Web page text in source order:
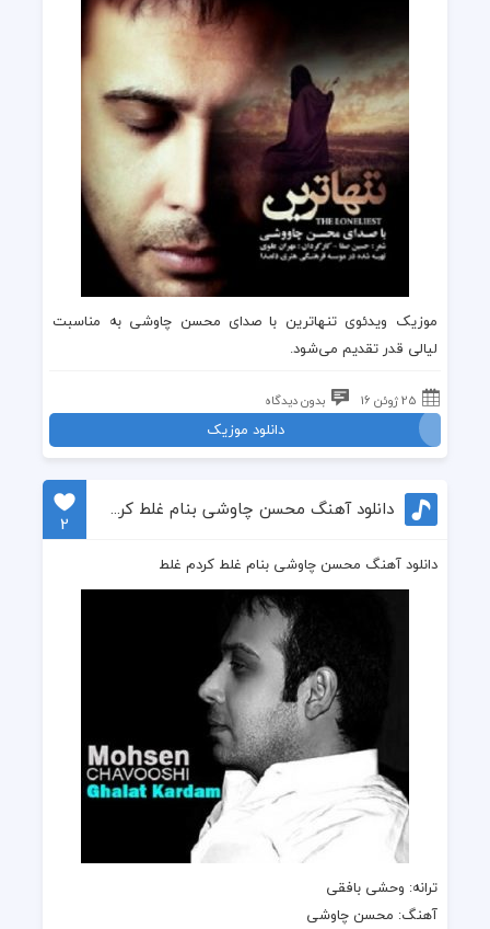
موزیک ویدئویتنهاترین با صدای محسن چاوشی به مناسبت
لیالی قدر تقدیم می‌شود.
25 ژوئن 16 بدون دیدگاه
دانلود موزیک
دانلود آهنگ محسن چاوشی بنام غلط کردم غلط
2
دانلود آهنگ محسن چاوشی بنام غلط کردم غلط
ترانه: وحشی بافقی
آهنگ: محسن چاوشی